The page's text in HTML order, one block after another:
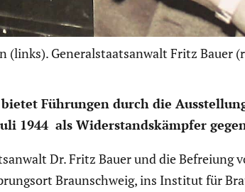
(links). Generalstaatsanwalt Fritz Bauer
Führungen durch die
1944 als Wider­stands­kämpfer
Dr. Fritz Bauer und die
Braun­schweig, ins Institut für